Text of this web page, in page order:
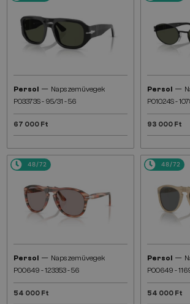
Persol — Napszemüvegek
PO3373S - 95/31 - 56
67 000 Ft
Persol —
PO1024S -
93 000 Ft
48/72
Persol — Napszemüvegek
PO0649 - 123353 - 56
54 000 Ft
48/72
Persol —
PO0649 -
54 000 Ft